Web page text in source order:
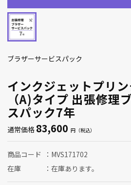
インクジェットプリ
（A)タイプ 出張修理
スパック7年
ブラザーサービスパック
通常価格 83,600
商品コード
MVS171702
在庫
在庫あります。